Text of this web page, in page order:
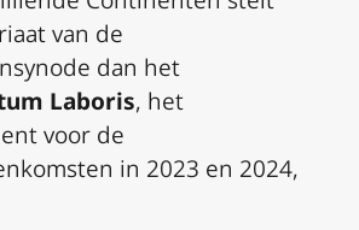
van de
dan het
Laboris, het
voor de
in 2023 en 2024,